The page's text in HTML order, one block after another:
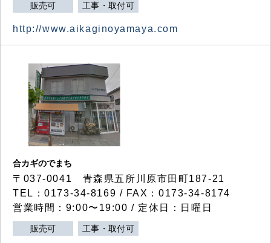
販売可 工事・取付可
http://www.aikaginoyamaya.com
合カギのでまち
〒037-0041 青森県五所川原市田町187-21
TEL：0173-34-8169 / FAX：0173-34-8174
営業時間：9:00〜19:00 / 定休日：日曜日
販売可 工事・取付可